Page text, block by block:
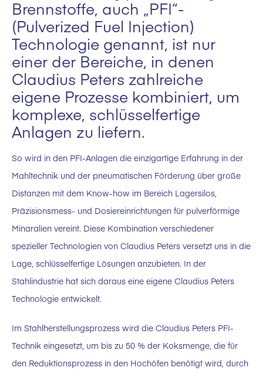
Brennstoffe, auch „PFI“-
(Pulverized Fuel Injection)
Technologie genannt, ist nur
einer der Bereiche, in denen
Claudius Peters zahlreiche
eigene Prozesse kombiniert, um
komplexe, schlüsselfertige
Anlagen zu liefern.
So wird in den PFI-Anlagen die einzigartige Erfahrung in der
Mahltechnik und der pneumatischen Förderung über große
Distanzen mit dem Know-how im Bereich Lagersilos,
Präzisionsmess- und Dosiereinrichtungen für pulverförmige
Minaralien vereint. Diese Kombination verschiedener
spezieller Technologien von Claudius Peters versetzt uns in die
Lage, schlüsselfertige Lösungen anzubieten. In der
Stahlindustrie hat sich daraus eine eigene Claudius Peters
Technologie entwickelt.
Im Stahlherstellungsprozess wird die Claudius Peters PFI-
Technik eingesetzt, um bis zu 50 % der Koksmenge, die für
den Reduktionsprozess in den Hochöfen benötigt wird, durch